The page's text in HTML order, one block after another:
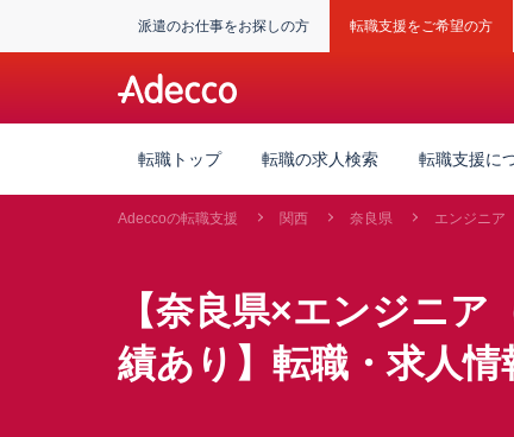
派遣のお仕事をお探しの方 転職支援をご希望の方
転職トップ 転職の求人検索 転職支援に
Adeccoの転職支援 関西 奈良県 エンジニア
【奈良県×エンジニ
績あり】転職・求人情